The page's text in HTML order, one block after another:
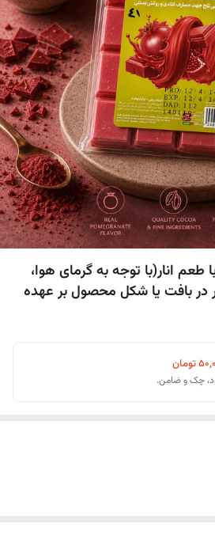
طعم انار(با توجه به گرمای هوا،
در بافت یا شکل محصول بر عهده
تومان